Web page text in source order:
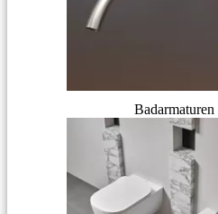
Badarmaturen